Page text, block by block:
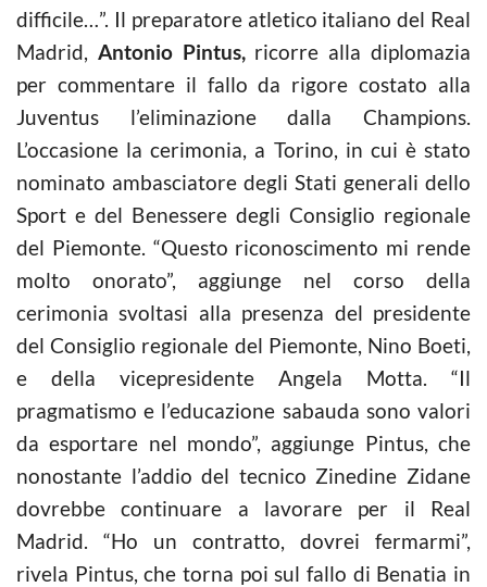
difficile…”. Il preparatore atletico italiano del Real
Madrid, Antonio Pintus,ricorre alla diplomazia
per commentare il fallo da rigore costato alla
Juventus l’eliminazione dalla Champions.
L’occasione la cerimonia, a Torino, in cui è stato
nominato ambasciatore degli Stati generali dello
Sport e del Benessere degli Consiglio regionale
del Piemonte. “Questo riconoscimento mi rende
molto onorato”, aggiunge nel corso della
cerimonia svoltasi alla presenza del presidente
del Consiglio regionale del Piemonte, Nino Boeti,
e della vicepresidente Angela Motta. “Il
pragmatismo e l’educazione sabauda sono valori
da esportare nel mondo”, aggiunge Pintus, che
nonostante l’addio del tecnico Zinedine Zidane
dovrebbe continuare a lavorare per il Real
Madrid. “Ho un contratto, dovrei fermarmi”,
rivela Pintus, che torna poi sul fallo di Benatia in